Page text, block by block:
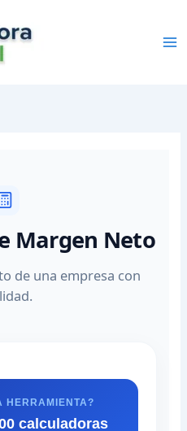
Margen Neto
de una empresa con
HERRAMIENTA?
calculadoras